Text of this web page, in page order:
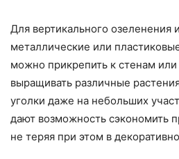
Для вертикального озеленения
металлические или
можно прикрепить к стенам
выращивать различные
уголки даже на небольших
дают возможность сэкономить
не теряя при этом в